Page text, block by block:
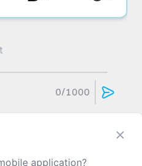
0/1000
application?